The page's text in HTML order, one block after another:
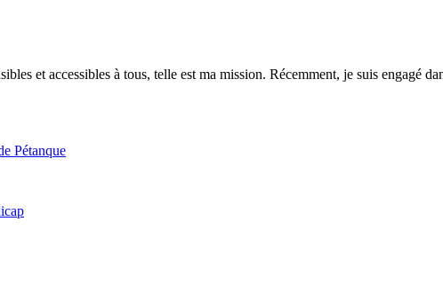
et accessibles à tous, telle est ma mission. Récemment, je suis engagé
Pétanque